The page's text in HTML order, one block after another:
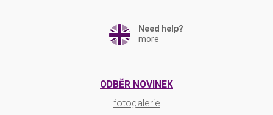
Need help?
more
ODBĚR NOVINEK
fotogalerie